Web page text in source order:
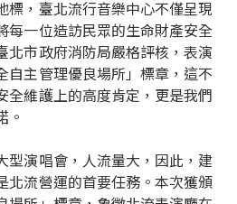
標，臺北流行音樂中心不僅呈現
每一位造訪民眾的生命財產安全
北市政府消防局嚴格評核，表演
自主管理優良場所」標章，這不
全維護上的高度肯定，更是我們
。
型演唱會，人流量大，因此，建
北流營運的首要任務。本次獲頒